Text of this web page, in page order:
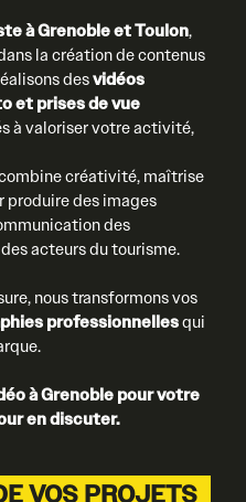
à Grenoble et Toulon,
la création de contenus
desvidéos
et prises de vue
à valoriser votre activité,
créativité, maîtrise
des images
des
acteurs du tourisme.
nous transformons vos
professionnellesqui
à Grenoble pour votre
en discuter.
VOS PROJETS